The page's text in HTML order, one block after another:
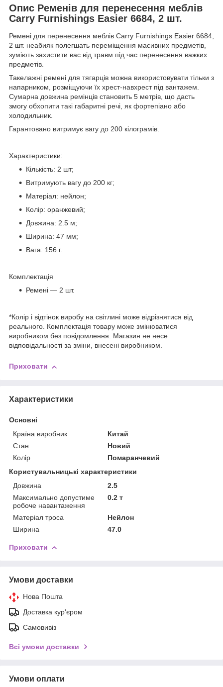
Опис Ременів для перенесення меблів
Carry Furnishings Easier 6684, 2 шт.
Ремені для перенесення меблів Carry Furnishings Easier 6684,
2 шт. неабияк полегшать переміщення масивних предметів,
зуміють захистити вас від травм під час перенесення важких
предметів.
Такелажні ремені для тягарців можна використовувати тільки з
напарником, розміщуючи їх хрест-навхрест під вантажем.
Сумарна довжина ремінців становить 5 метрів, що дасть
змогу обхопити такі габаритні речі, як фортепіано або
холодильник.
Гарантовано витримує вагу до 200 кілограмів.
Характеристики:
Кількість: 2 шт;
Витримують вагу до 200 кг;
Матеріал: нейлон;
Колір: оранжевий;
Довжина: 2.5 м;
Ширина: 47 мм;
Вага: 156 г.
Комплектація
Ремені — 2 шт.
*Колір і відтінок виробу на світлині може відрізнятися від
реального. Комплектація товару може змінюватися
виробником без повідомлення. Магазин не несе
відповідальності за зміни, внесені виробником.
Приховати
Характеристики
Основні
Країна виробник
Китай
Стан
Новий
Колір
Помаранчевий
Користувальницькі характеристики
Довжина
2.5
Максимально допустиме
робоче навантаження
0.2 т
Матеріал троса
Нейлон
Ширина
47.0
Приховати
Умови доставки
Нова Пошта
Доставка кур'єром
Самовивіз
Всі умови доставки
Умови оплати